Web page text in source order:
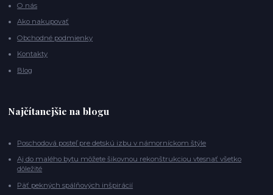
O nás
Ako nakupovať
Obchodné podmienky
Kontakty
Blog
Najčítanejšie na blogu
Poschodová posteľ pre detskú izbu v námorníckom štýle
Aj do malého bytu môžete šikovnou rekonštrukciou vtesnať všetko
dôležité
Päť pekných spálňových inšpirácií